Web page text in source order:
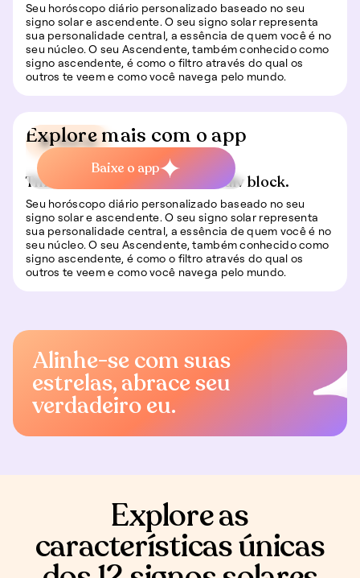
Seu horóscopo diário personalizado baseado no seu
signo solar e ascendente. O seu signo solar representa
sua personalidade central, a essência de quem você é no
seu núcleo. O seu Ascendente, também conhecido como
signo ascendente, é como o filtro através do qual os
outros te veem e como você navega pelo mundo.
🍀 Sorte
This is some text inside of a div block.
Seu horóscopo diário personalizado baseado no seu
signo solar e ascendente. O seu signo solar representa
sua personalidade central, a essência de quem você é no
seu núcleo. O seu Ascendente, também conhecido como
signo ascendente, é como o filtro através do qual os
outros te veem e como você navega pelo mundo.
Explore mais com o app
Baixe o app
Alinhe-se com suas
estrelas, abrace seu
verdadeiro eu.
Explore as
características únicas